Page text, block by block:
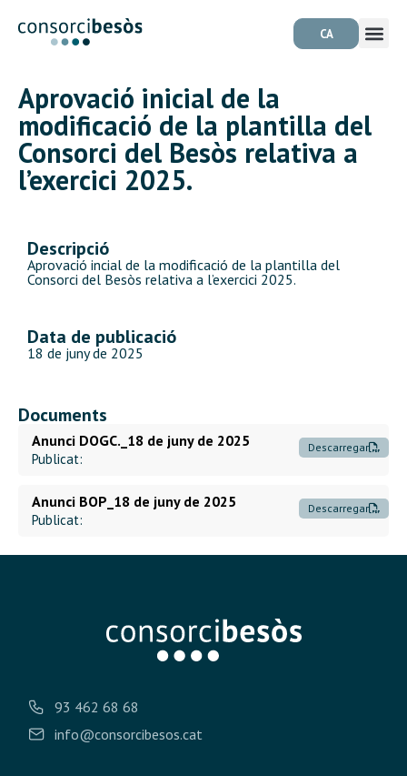
CA
Aprovació inicial de la
modificació de la plantilla del
Consorci del Besòs relativa a
l’exercici 2025.
Descripció
Aprovació incial de la modificació de la plantilla del
Consorci del Besòs relativa a l’exercici 2025.
Data de publicació
18 de juny de 2025
Documents
Anunci DOGC._18 de juny de 2025 Descarregar
Publicat:
Anunci BOP_18 de juny de 2025 Descarregar
Publicat:
93 462 68 68
info@consorcibesos.cat